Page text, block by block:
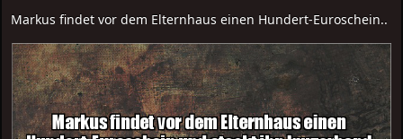
Markus findet vor dem Elternhaus einen Hundert-Euroschein..